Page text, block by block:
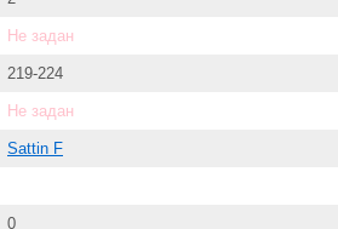
Не задан
219-224
Не задан
Sattin F
0